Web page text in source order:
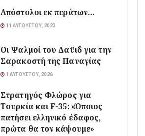
Απόστολοι εκ περάτων…
11 ΑΥΓΟΎΣΤΟΥ, 2023
Οι Ψαλμοί του Δαϋιδ για την
Σαρακοστή της Παναγίας
1 ΑΥΓΟΎΣΤΟΥ, 2026
Στρατηγός Φλώρος για
Τουρκία και F-35: «Όποιος
πατήσει ελληνικό έδαφος,
πρώτα θα τον κάψουμε»